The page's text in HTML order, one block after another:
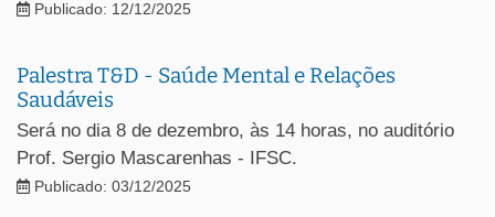
Publicado: 12/12/2025
Palestra T&D - Saúde Mental e Relações
Saudáveis
Será no dia 8 de dezembro, às 14 horas, no auditório
Prof. Sergio Mascarenhas - IFSC.
Publicado: 03/12/2025